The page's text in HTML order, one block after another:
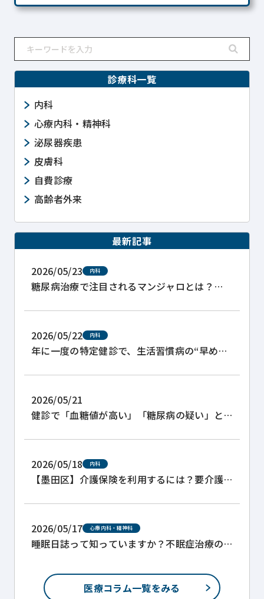
診療科一覧
内科
心療内科・精神科
泌尿器疾患
皮膚科
自費診療
高齢者外来
最新記事
2026/05/23 内科
糖尿病治療で注目されるマンジャロとは？
2026/05/22 内科
年に一度の特定健診で、生活習慣病の“早めの
2026/05/21
健診で「血糖値が高い」「糖尿病の疑い」と
2026/05/18 内科
【墨田区】介護保険を利用するには？要介護
2026/05/17 心療内科・精神科
睡眠日誌って知っていますか？不眠症治療の
医療コラム一覧をみる